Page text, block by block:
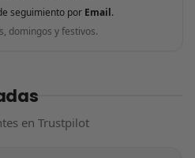
seguimiento por Email.
domingos y festivos.
en Trustpilot